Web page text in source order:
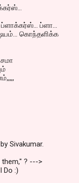
ப்ளா...
கொந்தளிக்க
Sivakumar.
them," ? --->
Do :)